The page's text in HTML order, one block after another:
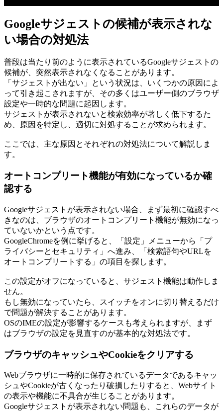
Googleサジェストの候補が表示されな
い場合の対処法
普段は当たり前のように表示されているGoogleサジェストの
候補が、突然表示されなくなることがあります。
「サジェストが出ない」という状況は、いくつかの原因によ
って引き起こされますが、その多くはユーザー側のブラウザ
設定や一時的な問題に起因します。
サジェストが表示されないと検索効率が著しく低下するた
め、原因を特定し、適切に対処することが求められます。
ここでは、主な原因とそれぞれの対処法について解説しま
す。
オートコンプリート機能が有効になっているか確
認する
Googleサジェストが表示されない場合、まず最初に確認すべ
きなのは、ブラウザのオートコンプリート機能が無効になっ
ていないかという点です。
GoogleChromeを例に挙げると、「設定」メニューから「プ
ライバシーとセキュリティ」へ進み、「検索語句やURLを
オートコンプリートする」の項目を探します。
この設定がオフになっていると、サジェスト機能は動作しま
せん。
もし無効になっていたら、スイッチをオンに切り替えるだけ
で問題が解決することがあります。
OSのIMEの設定が影響するケースも考えられますが、まず
はブラウザの設定を見直すのが基本的な対処法です。
ブラウザのキャッシュやCookieをクリアする
Webブラウザに一時的に保存されているデータであるキャッ
シュやCookieが古くなったり破損したりすると、Webサイト
の表示や機能に不具合が生じることがあります。
Googleサジェストが表示されない問題も、これらのデータが